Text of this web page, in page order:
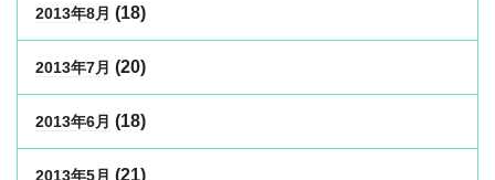
2013年8月 (18)
2013年7月 (20)
2013年6月 (18)
2013年5月 (21)